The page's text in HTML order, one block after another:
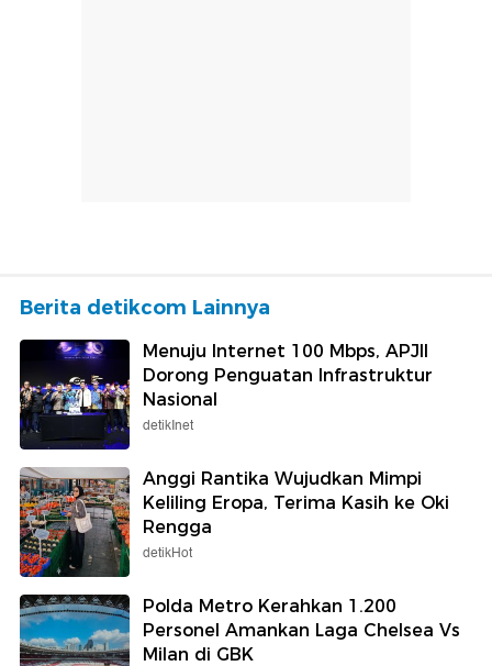
Berita detikcom Lainnya
Menuju Internet 100 Mbps, APJII
Dorong Penguatan Infrastruktur
Nasional
detikInet
Anggi Rantika Wujudkan Mimpi
Keliling Eropa, Terima Kasih ke Oki
Rengga
detikHot
Polda Metro Kerahkan 1.200
Personel Amankan Laga Chelsea Vs
Milan di GBK